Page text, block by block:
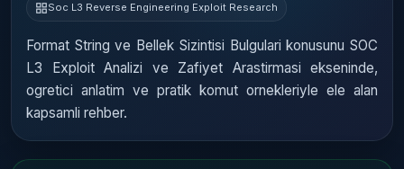
Soc L3 Reverse Engineering Exploit Research
Format String ve Bellek Sizintisi Bulgulari konusunu SOC
L3 Exploit Analizi ve Zafiyet Arastirmasi ekseninde,
ogretici anlatim ve pratik komut ornekleriyle ele alan
kapsamli rehber.